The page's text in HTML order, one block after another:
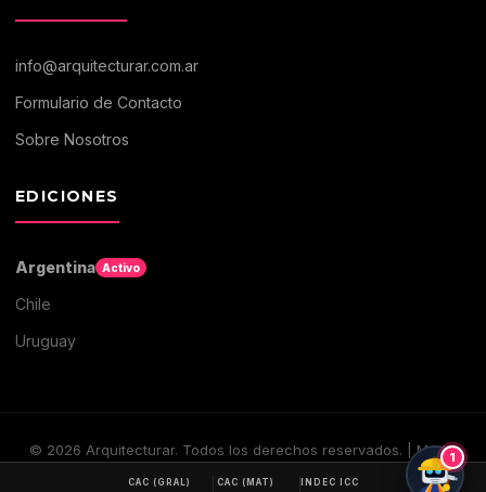
info@arquitecturar.com.ar
Formulario de Contacto
Sobre Nosotros
EDICIONES
Argentina Activo
Chile
Uruguay
© 2026 Arquitecturar. Todos los derechos reservados. | Medio
CAC (GRAL) CAC (MAT) INDEC ICC
1